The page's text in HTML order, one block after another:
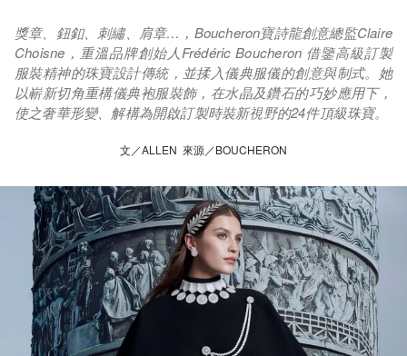
獎章、鈕釦、刺繡、肩章…，Boucheron寶詩龍創意總監Claire
Choisne，重溫品牌創始人Frédéric Boucheron 借鑒高級訂製
服裝精神的珠寶設計傳統，並揉入儀典服儀的創意與制式。她
以嶄新切角重構儀典袍服裝飾，在水晶及鑽石的巧妙應用下，
使之奢華形變、解構為開啟訂製時裝新視野的24件頂級珠寶。
文／ALLEN 來源／BOUCHERON